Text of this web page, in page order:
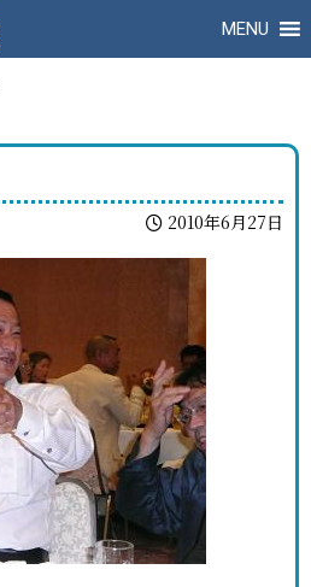
MENU
2010年6月27日